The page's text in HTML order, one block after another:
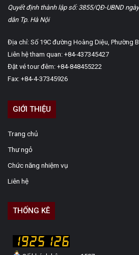
Quyết định thành lập số: 3855/QĐ-UBND
dân Tp. Hà Nội
Địa chỉ: Số 19C đường Hoàng Diệu, Phường
Liên hệ tham quan: +84-437345427
Đặt vé tour đêm: +84-848455222
Fax: +84-4-37345926
GIỚI THIỆU
Trang chủ
Thư ngỏ
Chức năng nhiệm vụ
Liên hệ
THỐNG KÊ